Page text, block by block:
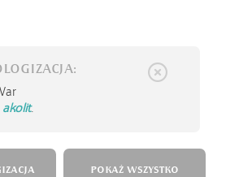
akolit.
POKAŻ WSZYSTKO